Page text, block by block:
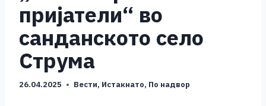
пријатели“ во
санданското село
Струма
26.04.2025 Вести, Истакнато, По надвор